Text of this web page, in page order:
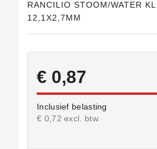
RANCILIO STOOM/WATER
12,1X2,7MM
€ 0,87
Inclusief belasting
€ 0,72 excl. btw.